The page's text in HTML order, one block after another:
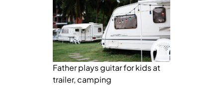
Father plays guitar for kids at
trailer, camping